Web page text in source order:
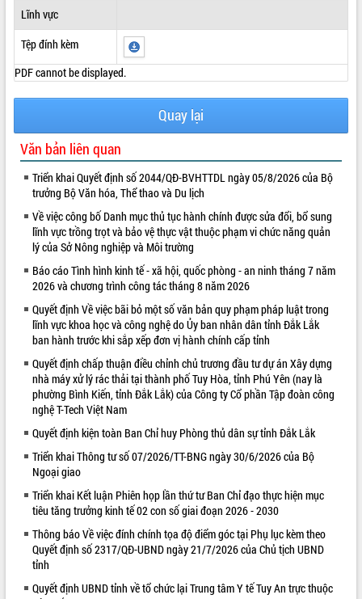
VIDEO
Trailer Lễ hội Sầu riêng Đắk Lắk năm
2026
Khám bệnh, cấp phát thuốc miễn phí
và tặng quà người dân xã Cư Pui
Hội nghị UBND tỉnh Đắk Lắk thường kỳ
tháng 7/2026
Lễ truy tặng danh hiệu “Bà Mẹ Việt
Nam Anh hùng” và trao Huân chương
Lao động
UBND tỉnh Đắk Lắk triển khai nhiệm
ALBUM ẢNH
Lĩnh vực
Tệp đính kèm
PDF cannot be displayed.
Quay lại
Văn bản liên quan
Triển khai Quyết định số 2044/QĐ-BVHTTDL ngày 05/8/2026 của Bộ
trưởng Bộ Văn hóa, Thể thao và Du lịch
Về việc công bố Danh mục thủ tục hành chính được sửa đổi, bổ sung
lĩnh vực trồng trọt và bảo vệ thực vật thuộc phạm vi chức năng quản
lý của Sở Nông nghiệp và Môi trường
Báo cáo Tình hình kinh tế - xã hội, quốc phòng - an ninh tháng 7 năm
2026 và chương trình công tác tháng 8 năm 2026
Quyết định Về việc bãi bỏ một số văn bản quy phạm pháp luật trong
lĩnh vực khoa học và công nghệ do Ủy ban nhân dân tỉnh Đắk Lắk
ban hành trước khi sắp xếp đơn vị hành chính cấp tỉnh
Quyết định chấp thuận điều chỉnh chủ trương đầu tư dự án Xây dựng
nhà máy xử lý rác thải tại thành phố Tuy Hòa, tỉnh Phú Yên (nay là
phường Bình Kiến, tỉnh Đắk Lắk) của Công ty Cổ phần Tập đoàn công
nghệ T-Tech Việt Nam
Quyết định kiện toàn Ban Chỉ huy Phòng thủ dân sự tỉnh Đắk Lắk
Triển khai Thông tư số 07/2026/TT-BNG ngày 30/6/2026 của Bộ
Ngoại giao
Triển khai Kết luận Phiên họp lần thứ tư Ban Chỉ đạo thực hiện mục
tiêu tăng trưởng kinh tế 02 con số giai đoạn 2026 - 2030
Thông báo Về việc đính chính tọa độ điểm góc tại Phụ lục kèm theo
Quyết định số 2317/QĐ-UBND ngày 21/7/2026 của Chủ tịch UBND
tỉnh
Quyết định UBND tỉnh về tổ chức lại Trung tâm Y tế Tuy An trực thuộc